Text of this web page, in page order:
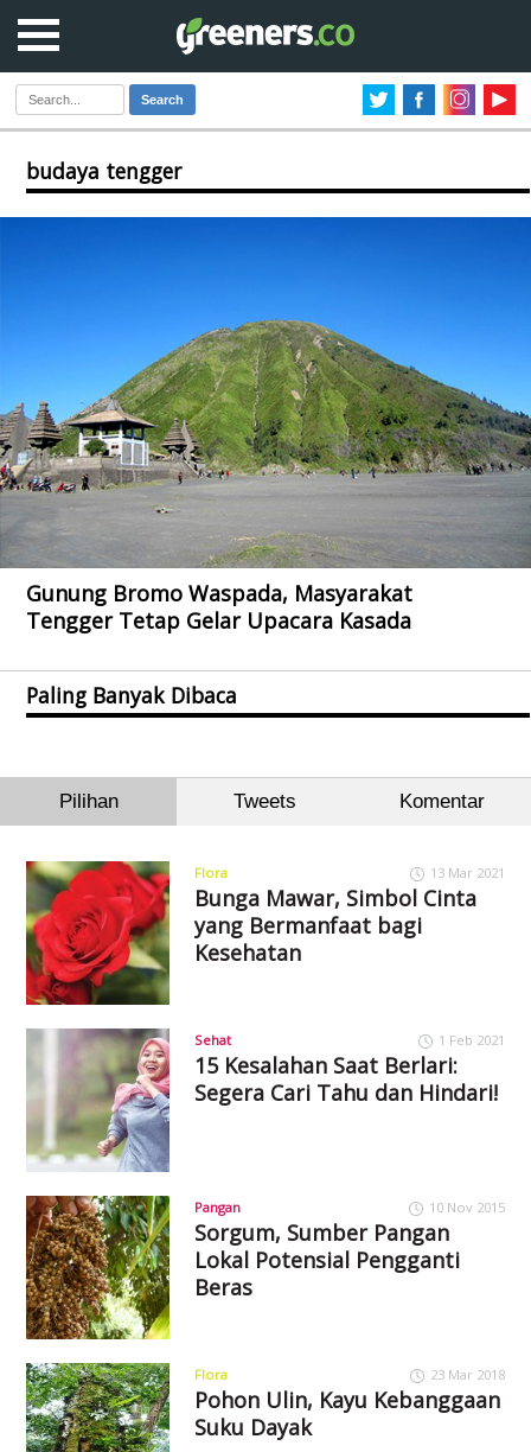
Search
budaya tengger
Gunung Bromo Waspada, Masyarakat
Tengger Tetap Gelar Upacara Kasada
Paling Banyak Dibaca
Pilihan Tweets Komentar
Flora 13 Mar 2021
Bunga Mawar, Simbol Cinta
yang Bermanfaat bagi
Kesehatan
Sehat 1 Feb 2021
15 Kesalahan Saat Berlari:
Segera Cari Tahu dan Hindari!
Pangan 10 Nov 2015
Sorgum, Sumber Pangan
Lokal Potensial Pengganti
Beras
Flora 23 Mar 2018
Pohon Ulin, Kayu Kebanggaan
Suku Dayak